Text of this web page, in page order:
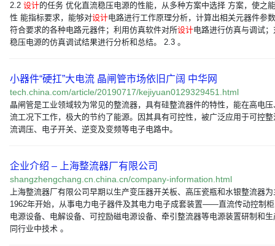
2.2 设计的任务 优化直流稳压电源的性能，从多种方案中选择 方案，使之
性 能指标要求，能够对设计电路进行工作原理分析，计算出相关元器件参
符合要求的各种电路元器件；利用仿真软件对所设计电路进行仿真与调试
稳压电源的仿真调试结果进行分析和总结。 2.3 。
小器件“硬扛”大电流 晶闸管市场依旧广阔 中华网
tech.china.com/article/20190717/kejiyuan0129329451.html
晶闸管是工业领域较为常见的整流器，具有硅整流器件的特性，能在高电
流工况下工作，极大的节约了能源。因其具有可控性，被广泛应用于可控整
流调压、电子开关、逆变及变频等电子电路中。
企业介绍 – 上海整流器厂有限公司
shangzhengchang.cn.china.cn/company-information.html
上海整流器厂有限公司早期以生产变压器开关板、高压瓷瓶和水银整流器
1962年开始，从事电力电子器件及其电力电子成套装置——直流传动控制
电源设备、电解设备、可控励磁电源设备、牵引整流器等电源装置研制和
同行业中技术 。